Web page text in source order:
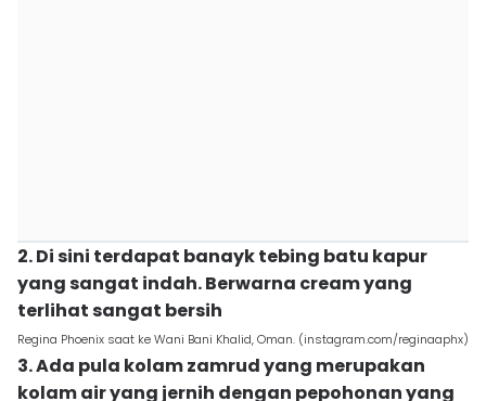
2. Di sini terdapat banayk tebing batu kapur
yang sangat indah. Berwarna cream yang
terlihat sangat bersih
Regina Phoenix saat ke Wani Bani Khalid, Oman. (instagram.com/reginaaphx)
3. Ada pula kolam zamrud yang merupakan
kolam air yang jernih dengan pepohonan yang